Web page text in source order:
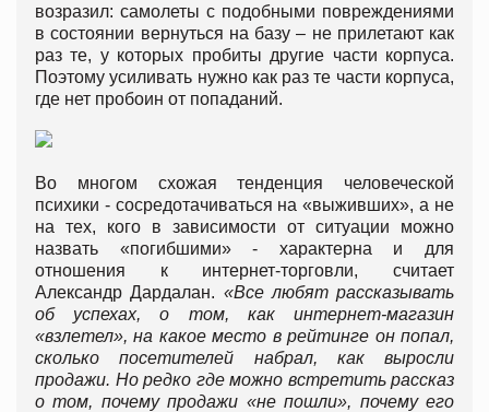
возразил: самолеты с подобными повреждениями
в состоянии вернуться на базу – не прилетают как
раз те, у которых пробиты другие части корпуса.
Поэтому усиливать нужно как раз те части корпуса,
где нет пробоин от попаданий.
Во многом схожая тенденция человеческой
психики - сосредотачиваться на «выживших», а не
на тех, кого в зависимости от ситуации можно
назвать «погибшими» - характерна и для
отношения к интернет-торговли, считает
Александр Дардалан. «Все любят рассказывать
об успехах, о том, как интернет-магазин
«взлетел», на какое место в рейтинге он попал,
сколько посетителей набрал, как выросли
продажи. Но редко где можно встретить рассказ
о том, почему продажи «не пошли», почему его